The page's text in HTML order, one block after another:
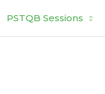
PSTQB Sessions